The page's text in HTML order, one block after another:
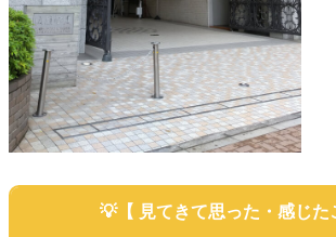
【 見てきて思った・感じた